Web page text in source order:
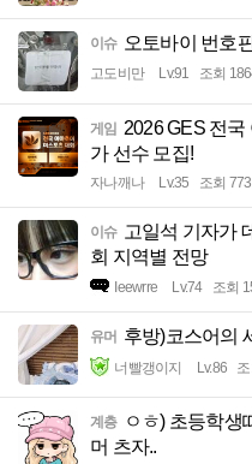
이슈 오토바이 번호
고도비만 Lv.91 조회
게임
2026 GES 전
가 선수 모집!
자나깨나 Lv.35 조회 773
이슈 고일석 기자가
회 지역별 전망
Ieewrre Lv.74 조회
유머 후방)코스어의
너빨갱이지 Lv.86
계층
ㅇㅎ) 초등학생
머 츠자..